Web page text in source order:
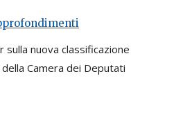
sulla nuova classificazione
Camera dei Deputati